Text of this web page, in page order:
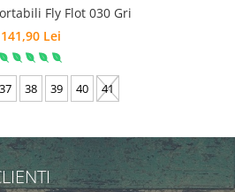
Fly Flot 030 Gri
141,90 Lei
37 38 39 40 41